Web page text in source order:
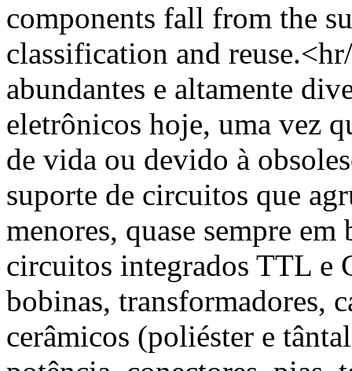
components fall from the
classification and
abundantes e altamente
eletrônicos hoje, uma vez
de vida ou devido à
suporte de circuitos que
menores, quase sempre
circuitos integrados TTL e
bobinas, transformadores,
cerâmicos (poliéster e